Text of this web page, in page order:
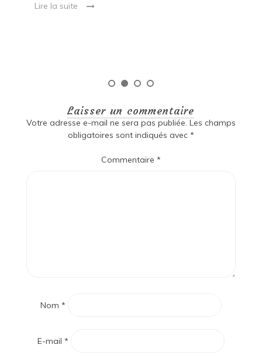
Lire la suite
Laisser un commentaire
Votre adresse e-mail ne sera pas publiée. Les champs
obligatoires sont indiqués avec *
Commentaire *
Nom *
E-mail *